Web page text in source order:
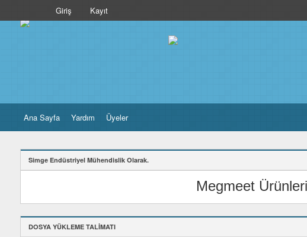
Giriş Kayıt
Ana Sayfa Yardım Üyeler
Simge Endüstriyel Mühendislik Olarak.
Megmeet
DOSYA YÜKLEME TALİMATI